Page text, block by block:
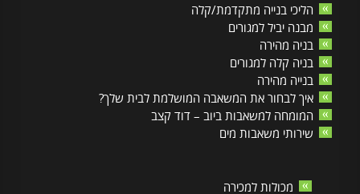
הליכי בנייה מתקדמת/קלה
מבנה יביל למגורים
בניה מהירה
בניה קלה למגורים
בנייה מהירה
איך לבחור את המשאבה המושלמת לבית שלך?
המומחה למשאבות ביוב – דוד קצב
שירותי משאבות מים
מכולות למכירה